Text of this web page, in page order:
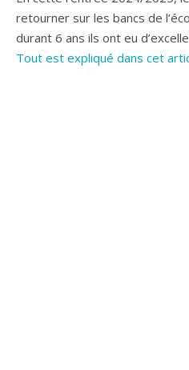
retourner sur les bancs de
durant 6 ans ils ont eu
Tout est expliqué dans cet